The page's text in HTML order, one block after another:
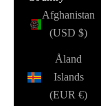
Afghanistan
(USD $)
Åland
Islands
(EUR €)